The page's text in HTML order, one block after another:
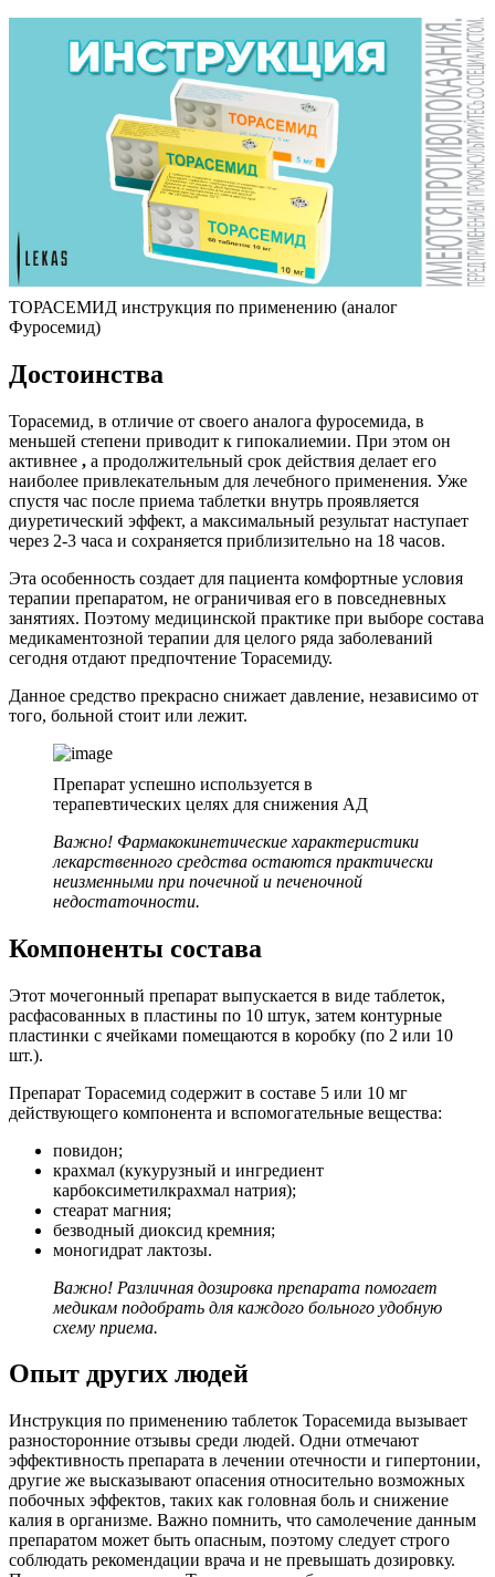
ТОРАСЕМИД инструкция по применению (аналог
Фуросемид)
Достоинства
Торасемид, в отличие от своего аналога фуросемида, в
меньшей степени приводит к гипокалиемии. При этом он
активнее , а продолжительный срок действия делает его
наиболее привлекательным для лечебного применения. Уже
спустя час после приема таблетки внутрь проявляется
диуретический эффект, а максимальный результат наступает
через 2-3 часа и сохраняется приблизительно на 18 часов.
Эта особенность создает для пациента комфортные условия
терапии препаратом, не ограничивая его в повседневных
занятиях. Поэтому медицинской практике при выборе состава
медикаментозной терапии для целого ряда заболеваний
сегодня отдают предпочтение Торасемиду.
Данное средство прекрасно снижает давление, независимо от
того, больной стоит или лежит.
Препарат успешно используется в
терапевтических целях для снижения АД
Важно! Фармакокинетические характеристики
лекарственного средства остаются практически
неизменными при почечной и печеночной
недостаточности.
Компоненты состава
Этот мочегонный препарат выпускается в виде таблеток,
расфасованных в пластины по 10 штук, затем контурные
пластинки с ячейками помещаются в коробку (по 2 или 10
шт.).
Препарат Торасемид содержит в составе 5 или 10 мг
действующего компонента и вспомогательные вещества:
повидон;
крахмал (кукурузный и ингредиент
карбоксиметилкрахмал натрия);
стеарат магния;
безводный диоксид кремния;
моногидрат лактозы.
Важно! Различная дозировка препарата помогает
медикам подобрать для каждого больного удобную
схему приема.
Опыт других людей
Инструкция по применению таблеток Торасемида вызывает
разносторонние отзывы среди людей. Одни отмечают
эффективность препарата в лечении отечности и гипертонии,
другие же высказывают опасения относительно возможных
побочных эффектов, таких как головная боль и снижение
калия в организме. Важно помнить, что самолечение данным
препаратом может быть опасным, поэтому следует строго
соблюдать рекомендации врача и не превышать дозировку.